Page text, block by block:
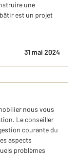
une
est un projet
31 mai 2024
nous vous
Le conseiller
courante du
aspects
problèmes